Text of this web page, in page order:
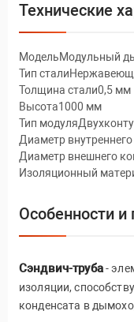
Технические
МодельМодульный
Тип
Толщина стали0,5 мм
Высота1000 мм
Тип
Диаметр
Диаметр внешнего
Изоляционный
Особенности
Сэндвич-труба-
изоляции,
конденсата в